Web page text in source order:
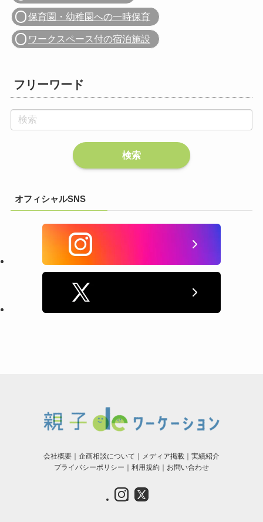
保育園・幼稚園への一時保育
ワークスペース付の宿泊施設
フリーワード
オフィシャルSNS
会社概要 ｜ 企画相談について ｜ メディア掲載 ｜ 実績紹介
プライバシーポリシー ｜ 利用規約 ｜ お問い合わせ